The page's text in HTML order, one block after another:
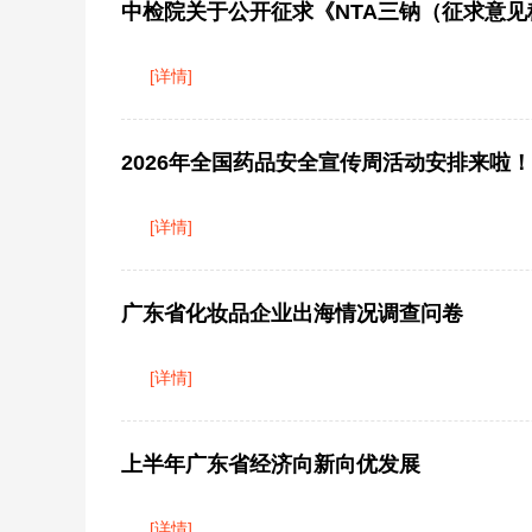
中检院关于公开征求《NTA三钠（征求意
[详情]
2026年全国药品安全宣传周活动安排来啦！
[详情]
广东省化妆品企业出海情况调查问卷
[详情]
上半年广东省经济向新向优发展